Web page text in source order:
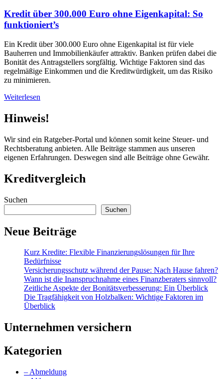
Kredit über 300.000 Euro ohne Eigenkapital: So
funktioniert’s
Ein Kredit über 300.000 Euro ohne Eigenkapital ist für viele
Bauherren und Immobilienkäufer attraktiv. Banken prüfen dabei die
Bonität des Antragstellers sorgfältig. Wichtige Faktoren sind das
regelmäßige Einkommen und die Kreditwürdigkeit, um das Risiko
zu minimieren.
Weiterlesen
Hinweis!
Wir sind ein Ratgeber-Portal und können somit keine Steuer- und
Rechtsberatung anbieten. Alle Beiträge stammen aus unseren
eigenen Erfahrungen. Deswegen sind alle Beiträge ohne Gewähr.
Kreditvergleich
Suchen
Suchen
Neue Beiträge
Kurz Kredite: Flexible Finanzierungslösungen für Ihre
Bedürfnisse
Versicherungsschutz während der Pause: Nach Hause fahren?
Wann ist die Inanspruchnahme eines Finanzberaters sinnvoll?
Zeitliche Aspekte der Bonitätsverbesserung: Ein Überblick
Die Tragfähigkeit von Holzbalken: Wichtige Faktoren im
Überblick
Unternehmen versichern
Kategorien
– Abmeldung